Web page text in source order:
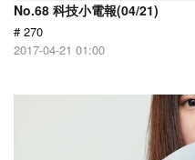
No.68 科技小電報(04/21)
# 270
2017-04-21 01:00